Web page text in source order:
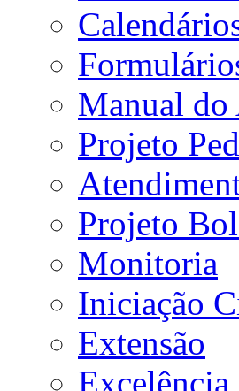
Manual do
Projeto
Projeto
Monitoria
Iniciação
Extensão
Excelência